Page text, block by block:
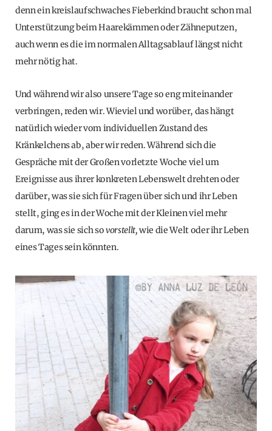
denn ein kreislaufschwaches Fieberkind braucht schon mal
Unterstützung beim Haarekämmen oder Zähneputzen,
auch wenn es die im normalen Alltagsablauf längst nicht
mehr nötig hat.
Und während wir also unsere Tage so eng miteinander
verbringen, reden wir. Wieviel und worüber, das hängt
natürlich wieder vom individuellen Zustand des
Kränkelchens ab, aber wir reden. Während sich die
Gespräche mit der Großen vorletzte Woche viel um
Ereignisse aus ihrer konkreten Lebenswelt drehten oder
darüber, was sie sich für Fragen über sich und ihr Leben
stellt, ging es in der Woche mit der Kleinen viel mehr
darum, was sie sich sovorstellt,wie die Welt oder ihr Leben
eines Tages sein könnten.